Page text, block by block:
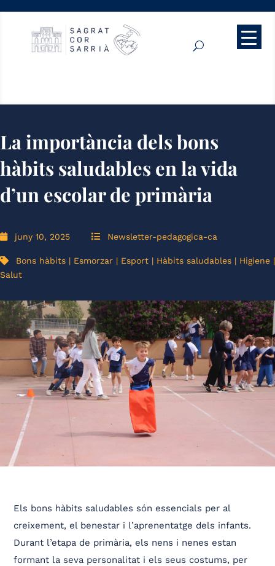
La importància dels bons
hàbits saludables en la vida
d’un escolar de primària
juny 10, 2025 Newsletter-pedagogica-ca
Bons hàbits | Esmorzar | Esport | Hàbits saludables | Higiene |
Salut
Els bons hàbits saludables són essencials per al
creixement, el benestar i l’aprenentatge dels infants.
Durant l’etapa de primària, els nens i nenes estan
formant la seva personalitat i els seus costums, per